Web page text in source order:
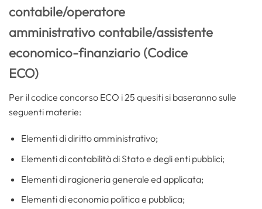
contabile/operatore
amministrativo contabile/assistente
economico-finanziario (Codice
ECO)
Per il codice concorso ECO i 25 quesiti si baseranno sulle
seguenti materie:
Elementi di diritto amministrativo;
Elementi di contabilità di Stato e degli enti pubblici;
Elementi di ragioneria generale ed applicata;
Elementi di economia politica e pubblica;